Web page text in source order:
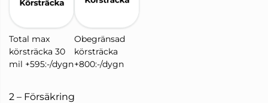
Total max
körsträcka 30
mil +595:-/dygn
Obegränsad
körsträcka
+800:-/dygn
2 – Försäkring